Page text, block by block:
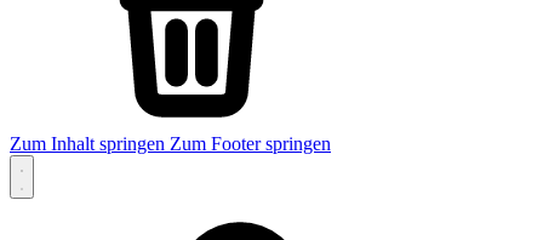
Zum Inhalt springen Zum Footer springen